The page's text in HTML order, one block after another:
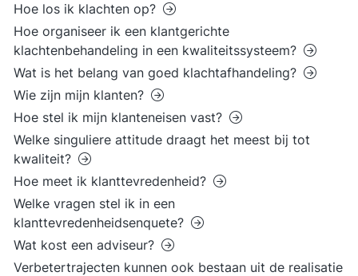
Hoe los ik klachten op?
Hoe organiseer ik een klantgerichte
klachtenbehandeling in een kwaliteitssysteem?
Wat is het belang van goed klachtafhandeling?
Wie zijn mijn klanten?
Hoe stel ik mijn klanteneisen vast?
Welke singuliere attitude draagt het meest bij tot
kwaliteit?
Hoe meet ik klanttevredenheid?
Welke vragen stel ik in een
klanttevredenheidsenquete?
Wat kost een adviseur?
Verbetertrajecten kunnen ook bestaan uit de realisatie